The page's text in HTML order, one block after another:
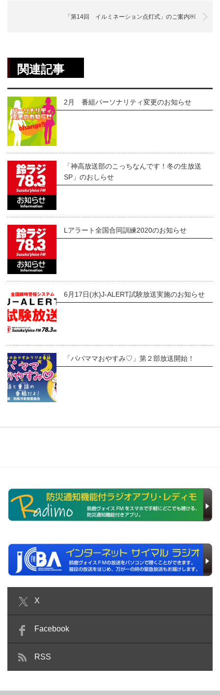
「第14回 イルミネーション点灯式」のご案内￼
関連記事
2月 番組パーソナリティ変更のお知らせ
「神高放送部のこっちなんです！冬の生放送
SP」のおしらせ
Lアラート全国合同訓練2020のお知らせ
6月17日(水)J-ALERT試験放送実施のお知らせ
「パパママおやすみ♡」第２部放送開始！
X
Facebook
RSS